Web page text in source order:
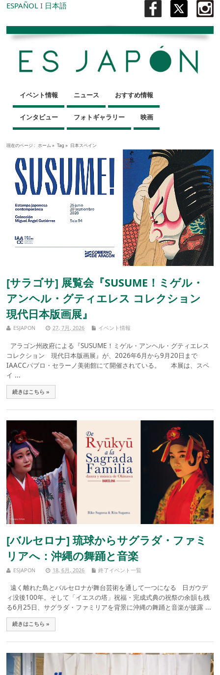
ESPAÑOL I 日本語
イベント情報 ニュース おすすめ情報
インタビュー フォトギャラリー 映画
現在のページ : ホーム » Tag » 日本スペイン
[サラゴサ] 展覧会『SUSUME！ミゲル・
アンヘル・グティエレス コレクション
現代日本版画展』
ESJAPON 27, 7月, 2026 イベント情報
アラゴン州政府による『SUSUME！ミゲル・アンヘル・グティエレス
コレクション 現代日本版画展』が、2026年6月から9月20日まで
IAACCパブロ・セラーノ美術館にて開催されている。 本展は、スペ
イ ...
続きはこちら »
[バルセロナ] 琉球からサグラダ・ファミ
リアへ：沖縄の舞踊と音楽
ESJAPON 18, 6月, 2026 終了イベント一覧
遠く離れた島とバルセロナが舞台芸術を通して一つになる 日ガウデ
ィ没後100年。そして「イエスの塔」祝福・完成式典の祝祭の余韻も残
る6月25日、サグラダ・ファミリアを背景に沖縄の舞踊と音楽が披露 ...
続きはこちら »